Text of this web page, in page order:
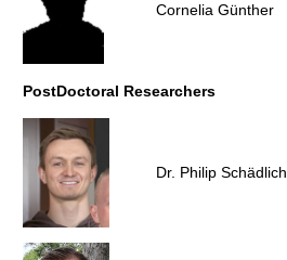
Cornelia Günther
PostDoctoral Researchers
Dr. Philip Schädlich